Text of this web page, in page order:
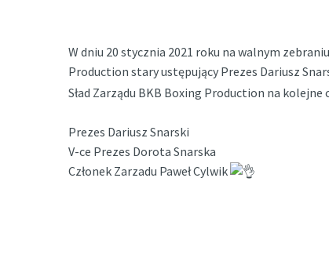
W dniu 20 stycznia 2021 roku na walnym
Production stary ustępujący Prezes Dariusz
Sład Zarządu BKB Boxing Production na
Prezes Dariusz Snarski
V-ce Prezes Dorota Snarska
Członek Zarzadu Paweł Cylwik